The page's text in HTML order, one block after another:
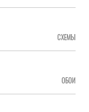
СХЕМЫ
ОБОИ